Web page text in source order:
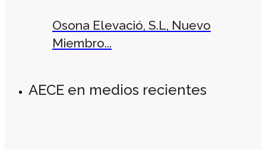
Osona Elevació, S.L, Nuevo
Miembro...
AECE en medios recientes